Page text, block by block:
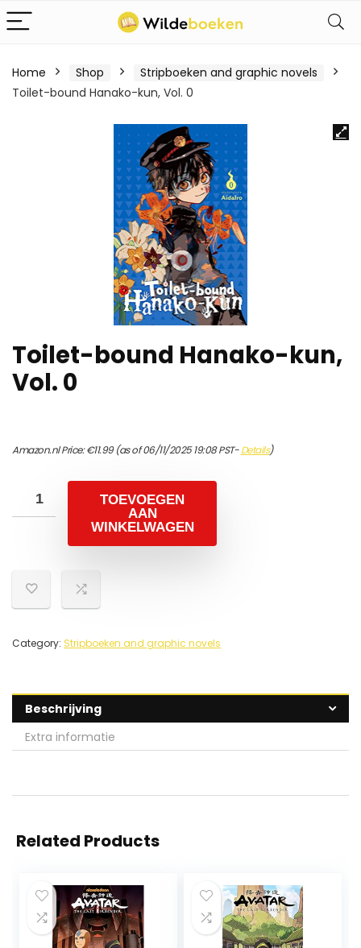
Home Shop
Stripboeken and graphic novels
Toilet-bound Hanako-kun, Vol. 0
Toilet-bound Hanako-kun,
Vol. 0
Amazon.nl Price:€11.99(as of 06/11/2025 19:08 PST-Details)
TOEVOEGEN
AAN
WINKELWAGEN
Category: Stripboeken and graphic novels
Beschrijving
Extra informatie
Related Products